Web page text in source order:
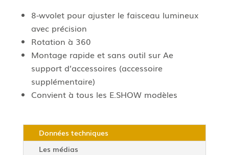
8-wvolet pour ajuster le faisceau lumineux
avec précision
Rotation à 360
Montage rapide et sans outil surAe
support d’accessoires (accessoire
supplémentaire)
Convient à tous les E.SHOW modèles
Données techniques
Les médias